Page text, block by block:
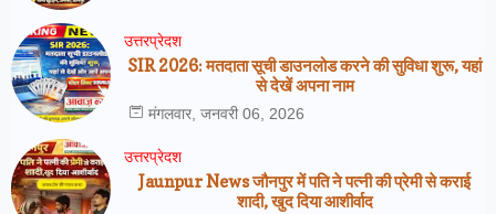
उत्तरप्रेदश
SIR 2026: मतदाता सूची डाउनलोड करने की सुविधा शुरू, यहां
से देखें अपना नाम
मंगलवार, जनवरी 06, 2026
उत्तरप्रेदश
Jaunpur News जौनपुर में पति ने पत्नी की प्रेमी से कराई
शादी, खुद दिया आशीर्वाद